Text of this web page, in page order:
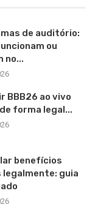
de auditório:
ou
no...
BBB26 ao vivo
forma legal...
benefícios
legalmente: guia